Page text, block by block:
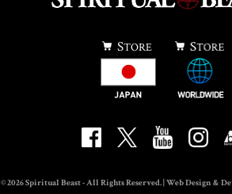
© 2026 Spiritual Beast - All Rights Reserved. | Web Design &